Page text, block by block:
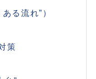
る流れ”）
策